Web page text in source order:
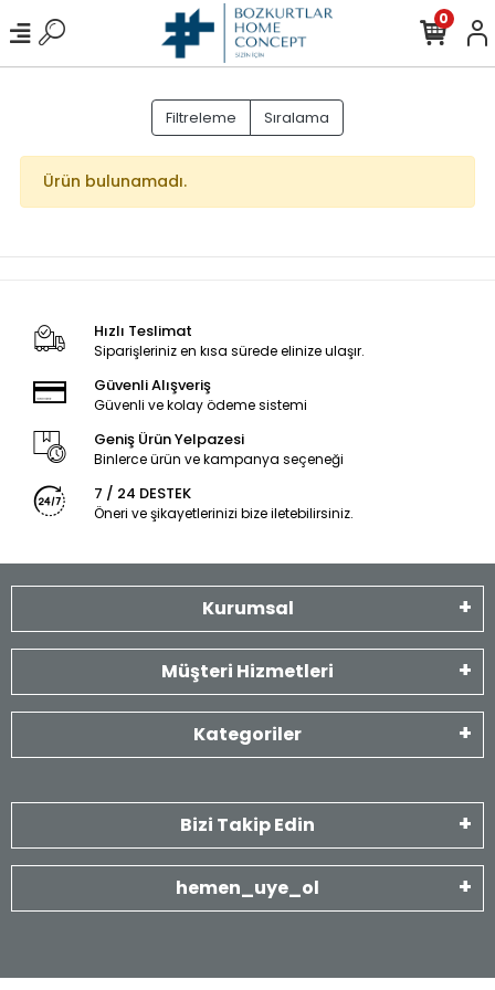
0
Filtreleme Sıralama
Ürün bulunamadı.
Hızlı Teslimat
Siparişleriniz en kısa sürede elinize ulaşır.
Güvenli Alışveriş
Güvenli ve kolay ödeme sistemi
Geniş Ürün Yelpazesi
Binlerce ürün ve kampanya seçeneği
7 / 24 DESTEK
Öneri ve şikayetlerinizi bize iletebilirsiniz.
Kurumsal
Müşteri Hizmetleri
Kategoriler
Bizi Takip Edin
hemen_uye_ol